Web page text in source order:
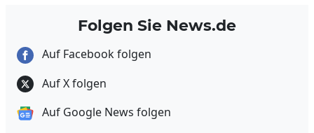
Folgen Sie News.de
Auf Facebook folgen
Auf X folgen
Auf Google News folgen